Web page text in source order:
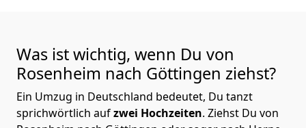
Was ist wichtig, wenn Du von
Rosenheim nach Göttingen ziehst?
Ein Umzug in Deutschland bedeutet, Du tanzt
sprichwörtlich aufzwei Hochzeiten. Ziehst Du von